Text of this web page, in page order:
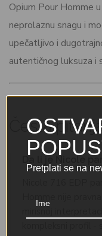
Opium Pour Homme
neprolaznu snagu i
upečatljivo i
autentičnog luksuza i
Česta
Homme nije
Pretplati se na